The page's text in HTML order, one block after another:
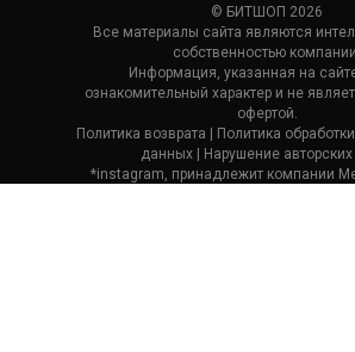
© БИТШОП 2026
Все материалы сайта являются
собственностью компании.
Информация, указанная на
ознакомительный характер и не
офертой.
Политика возврата | Политика
данных | Нарушение авторских
*instagram, принадлежит компании